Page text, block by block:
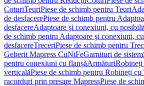
CoturiTeuriPiese de schimb pentru Teuri
de desfacerePiese de schimb pentru
desfacereAdaptoare şi conexiuni, cu
de schimb pentru Adaptoare şi conexiuni,
desfacereTreceriPiese de schimb pentru
Geberit Mapress CuNiFeGarnituri de sistem
pentru conexiuni cu flanșăArmăturiRobineți
verticalăPiese de schimb pentru Robineți
racorduri prin presare MapressPiese de